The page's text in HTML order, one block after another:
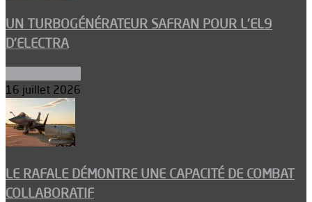
UN TURBOGÉNÉRATEUR SAFRAN POUR L’EL9
D’ELECTRA
16 juillet 2026
LE RAFALE DÉMONTRE UNE CAPACITÉ DE COMBAT
COLLABORATIF